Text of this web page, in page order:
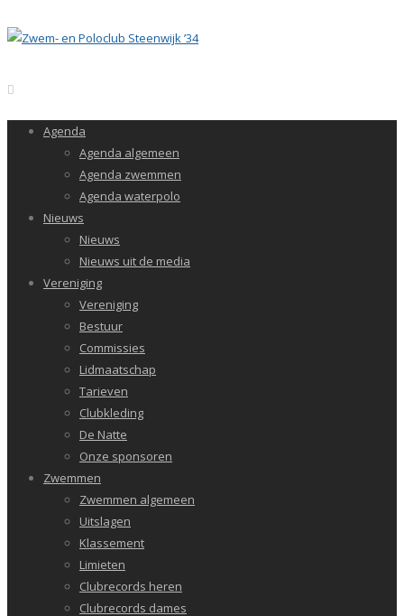
Agenda
Agenda algemeen
Agenda zwemmen
Agenda waterpolo
Nieuws
Nieuws
Nieuws uit de media
Vereniging
Vereniging
Bestuur
Commissies
Lidmaatschap
Tarieven
Clubkleding
De Natte
Onze sponsoren
Zwemmen
Zwemmen algemeen
Uitslagen
Klassement
Limieten
Clubrecords heren
Clubrecords dames